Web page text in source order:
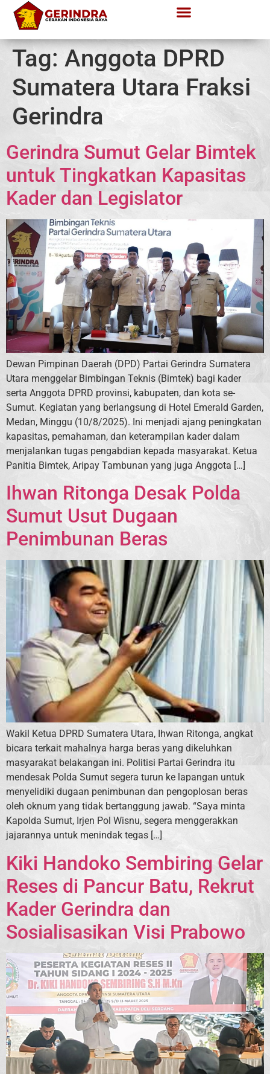
Tag: Anggota DPRD
Sumatera Utara Fraksi
Gerindra
Gerindra Sumut Gelar Bimtek
untuk Tingkatkan Kapasitas
Kader dan Legislator
Dewan Pimpinan Daerah (DPD) Partai Gerindra Sumatera
Utara menggelar Bimbingan Teknis (Bimtek) bagi kader
serta Anggota DPRD provinsi, kabupaten, dan kota se-
Sumut. Kegiatan yang berlangsung di Hotel Emerald Garden,
Medan, Minggu (10/8/2025). Ini menjadi ajang peningkatan
kapasitas, pemahaman, dan keterampilan kader dalam
menjalankan tugas pengabdian kepada masyarakat. Ketua
Panitia Bimtek, Aripay Tambunan yang juga Anggota […]
Ihwan Ritonga Desak Polda
Sumut Usut Dugaan
Penimbunan Beras
Wakil Ketua DPRD Sumatera Utara, Ihwan Ritonga, angkat
bicara terkait mahalnya harga beras yang dikeluhkan
masyarakat belakangan ini. Politisi Partai Gerindra itu
mendesak Polda Sumut segera turun ke lapangan untuk
menyelidiki dugaan penimbunan dan pengoplosan beras
oleh oknum yang tidak bertanggung jawab. “Saya minta
Kapolda Sumut, Irjen Pol Wisnu, segera menggerakkan
jajarannya untuk menindak tegas […]
Kiki Handoko Sembiring Gelar
Reses di Pancur Batu, Rekrut
Kader Gerindra dan
Sosialisasikan Visi Prabowo